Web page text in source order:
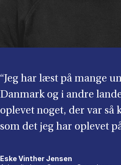
“Jeg har læst på mange
Danmark og i andre
oplevet noget, der var så
som det jeg har oplevet
Eske Vinther Jensen